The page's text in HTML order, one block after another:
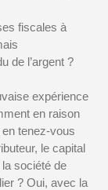
fiscales à
de l’argent ?
expérience
en raison
tenez-vous
le capital
société de
? Oui, avec la